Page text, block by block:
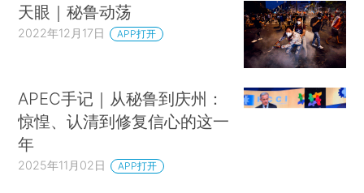
天眼｜秘鲁动荡
2022年12月17日 APP打开
APEC手记｜从秘鲁到庆州：
惊惶、认清到修复信心的这一
年
2025年11月02日 APP打开